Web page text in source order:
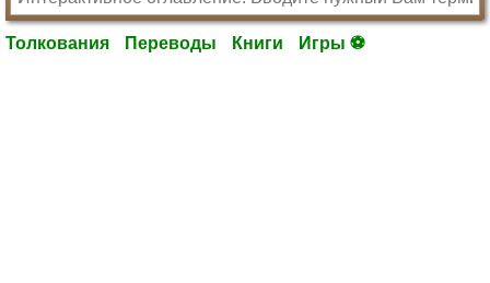
Толкования Переводы Книги Игры ⚽